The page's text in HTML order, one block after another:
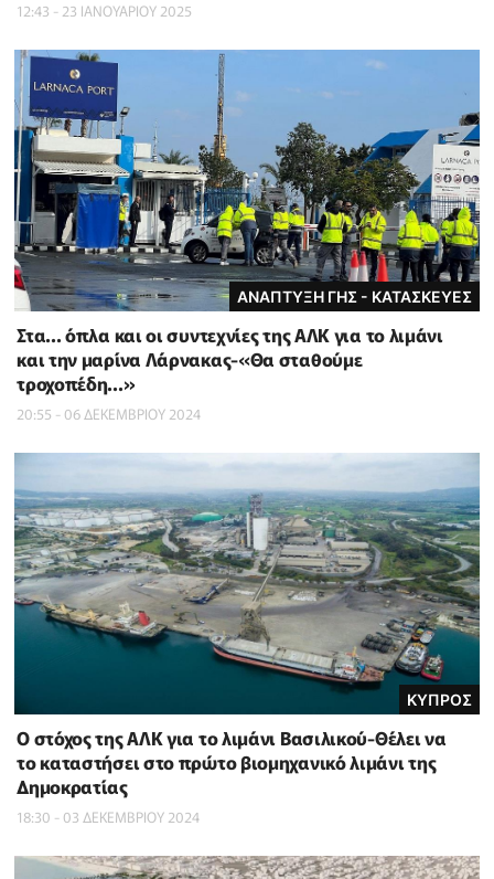
12:43 - 23 ΙΑΝΟΥΑΡΙΟΥ 2025
ΑΝΑΠΤΥΞΗ ΓΗΣ - ΚΑΤΑΣΚΕΥΕΣ
Στα... όπλα και οι συντεχνίες της ΑΛΚ για το λιμάνι
και την μαρίνα Λάρνακας-«Θα σταθούμε
τροχοπέδη...»
20:55 - 06 ΔΕΚΕΜΒΡΙΟΥ 2024
ΚΥΠΡΟΣ
Ο στόχος της ΑΛΚ για το λιμάνι Βασιλικού-Θέλει να
το καταστήσει στο πρώτο βιομηχανικό λιμάνι της
Δημοκρατίας
18:30 - 03 ΔΕΚΕΜΒΡΙΟΥ 2024